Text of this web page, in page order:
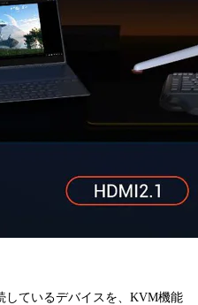
しているデバイスを、KVM機能